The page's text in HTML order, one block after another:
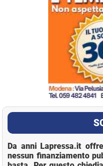
Da anni Lapressa.it
nessun finanziamento